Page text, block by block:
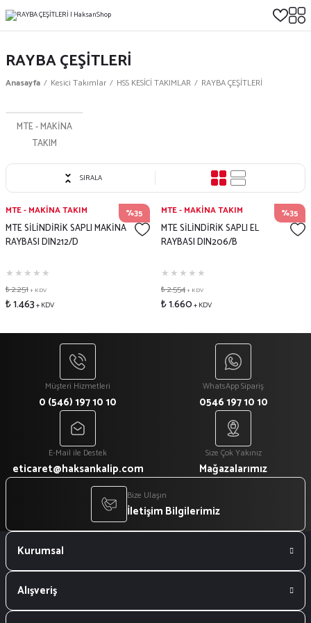
RAYBA ÇEŞİTLERİ
Anasayfa Kesici Takımlar HSS KESİCİ TAKIMLAR RAYBA ÇEŞİTLERİ
MTE - MAKİNA
TAKIM
SIRALA
%35
MTE - MAKİNA TAKIM
MTE SİLİNDİRİK SAPLI MAKİNA
RAYBASI DIN212/D
₺ 2.251+ KDV
₺ 1.463+ KDV
%35
MTE - MAKİNA TAKIM
MTE SİLİNDİRİK SAPLI EL
RAYBASI DIN206/B
₺ 2.554+ KDV
₺ 1.660+ KDV
Müşteri Hizmetleri
0 (546) 197 10 10
WhatsApp Sipariş
0546 197 10 10
E-Mail ile Destek
eticaret@haksankalip.com
Size Çok Yakınız
Mağazalarımız
Bize Ulaşın
İletişim Bilgilerimiz
Kurumsal
Alışveriş